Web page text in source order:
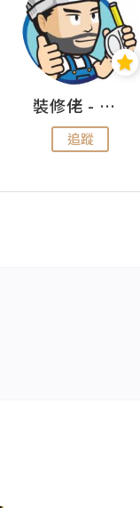
裝修佬 - 香港一站式網上裝修平台
追蹤